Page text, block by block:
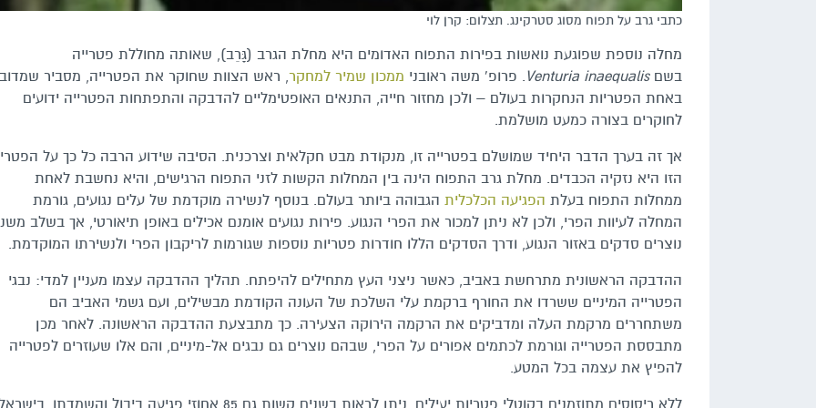
כתבי גרב על תפוח מסוג סטרקינג. תצלום: קרן לוי
מחלה נוספת שפוגעת נואשות בפירות התפוח האדומים היא מחלת הגרב (גָּרֵב), שאותה מחוללת פטרייה
בשםVenturia inaequalis. פרופ' משה ראובני ממכון שמיר למחקר, ראש הצוות שחוקר את הפטרייה, מסביר
באחת הפטריות הנחקרות בעולם – ולכן מחזור חייה, התנאים האופטימליים להדבקה והתפתחות הפטרייה ידועים
לחוקרים בצורה כמעט מושלמת.
אך זה בערך הדבר היחיד שמושלם בפטרייה זו, מנקודת מבט חקלאית וצרכנית. הסיבה שידוע הרבה כל כך על
הזו היא נזקיה הכבדים. מחלת גרב התפוח הינה בין המחלות הקשות לזני התפוח הרגישים, והיא נחשבת לאחת
ממחלות התפוח בעלת הפגיעה הכלכלית הגבוהה ביותר בעולם. בנוסף לנשירה מוקדמת של עלים נגועים, גורמת
המחלה לעיוות הפרי, ולכן לא ניתן למכור את הפרי הנגוע. פירות נגועים אומנם אכילים באופן תיאורטי, אך בשלב
נוצרים סדקים באזור הנגוע, ודרך הסדקים הללו חודרות פטריות נוספות שגורמות לריקבון הפרי ולנשירתו המוקדמת.
ההדבקה הראשונית מתרחשת באביב, כאשר ניצני העץ מתחילים להיפתח. תהליך ההדבקה עצמו מעניין למדי: נבגי
הפטרייה המיניים ששרדו את החורף ברקמת עלי השלכת של העונה הקודמת מבשילים, ועם גשמי האביב הם
משתחררים מרקמת העלה ומדביקים את הרקמה הירוקה הצעירה. כך מתבצעת ההדבקה הראשונה. לאחר מכן
מתבססת הפטרייה וגורמת לכתמים אפורים על הפרי, שבהם נוצרים גם נבגים אל-מיניים, והם אלו שעוזרים לפטרייה
להפיץ את עצמה בכל המטע.
ללא ריסוסים מתוזמנים בקוטלי פטריות יעילים, ניתן לראות בשנים קשות גם 85 אחוזי פגיעה ביבול והשמדתו.